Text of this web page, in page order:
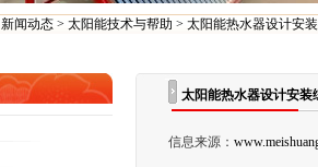
新闻动态> 太阳能技术与帮助 > 太阳能热水器设计安
太阳能热水器设计安装
信息来源：